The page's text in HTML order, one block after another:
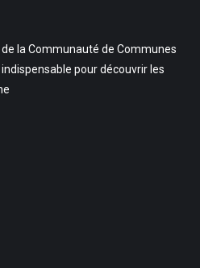
la Communauté de Communes
indispensable pour découvrir les